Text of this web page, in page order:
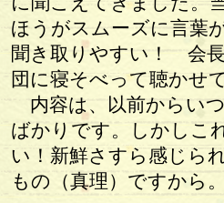
ほうがスムーズに言葉
聞き取りやすい！ 会
団に寝そべって聴かせ
内容は、以前からい
ばかりです。しかしこ
い！新鮮さすら感じら
もの（真理）ですから